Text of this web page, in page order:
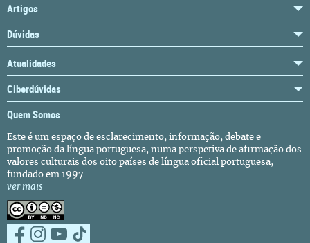
Artigos
Dúvidas
Atualidades
Ciberdúvidas
Quem Somos
Este é um espaço de esclarecimento, informação, debate e
promoção da língua portuguesa, numa perspetiva de afirmação dos
valores culturais dos oito países de língua oficial portuguesa,
fundado em 1997.
ver mais